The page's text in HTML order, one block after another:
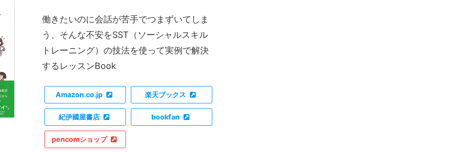
働きたいのに会話が苦手でつまずいてしま
う、そんな不安をSST（ソーシャルスキル
トレーニング）の技法を使って実例で解決
するレッスンBook
Amazon.co.jp 楽天ブックス
紀伊國屋書店 bookfan
pencomショップ